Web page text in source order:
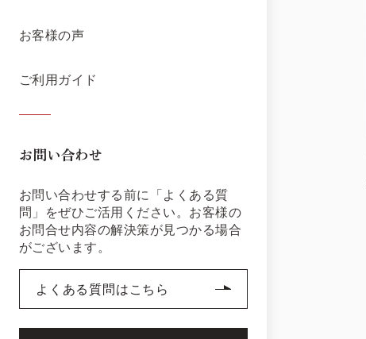
お客様の声
ご利用ガイド
お問い合わせ
お問い合わせする前に「よくある質
問」をぜひご活用ください。お客様の
お問合せ内容の解決策が見つかる場合
がございます。
よくある質問はこちら